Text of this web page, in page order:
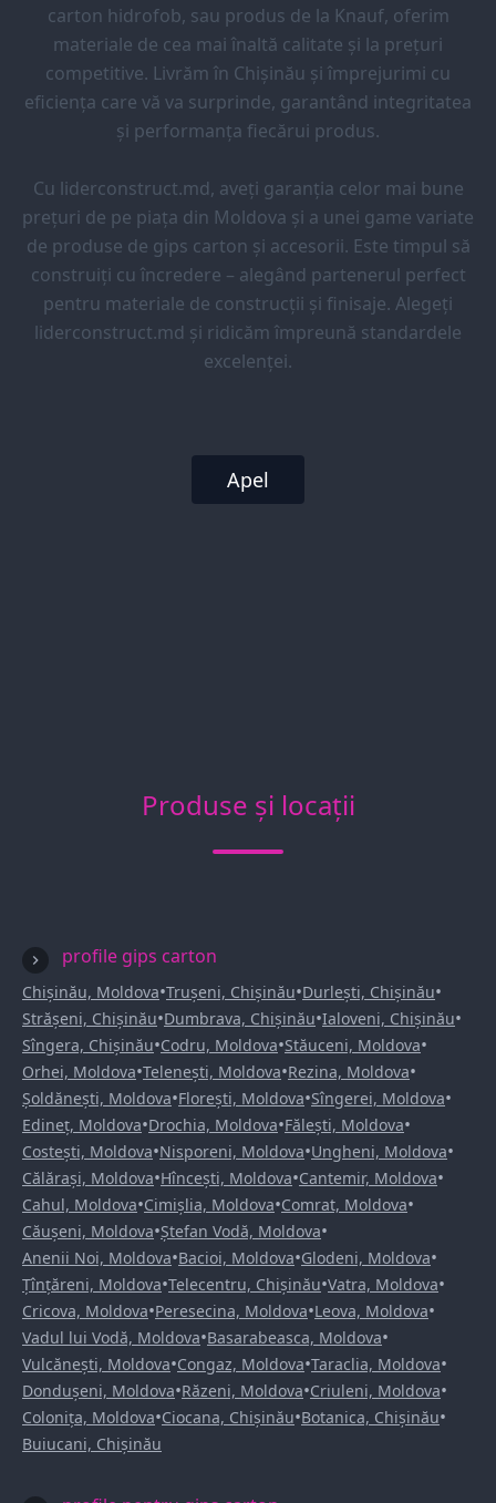
carton hidrofob, sau produs de la Knauf, oferim
materiale de cea mai înaltă calitate și la prețuri
competitive. Livrăm în Chișinău și împrejurimi cu
eficiența care vă va surprinde, garantând integritatea
și performanța fiecărui produs.
Cu liderconstruct.md, aveți garanția celor mai bune
prețuri de pe piața din Moldova și a unei game variate
de produse de gips carton și accesorii. Este timpul să
construiți cu încredere – alegând partenerul perfect
pentru materiale de construcții și finisaje. Alegeți
liderconstruct.md și ridicăm împreună standardele
excelenței.
Apel
Produse și locații
profile gips carton
Chișinău, Moldova•Trușeni, Chișinău•Durlești, Chișinău•
Strășeni, Chișinău•Dumbrava, Chișinău•Ialoveni, Chișinău•
Sîngera, Chișinău•Codru, Moldova•Stăuceni, Moldova•
Orhei, Moldova•Telenești, Moldova•Rezina, Moldova•
Șoldănești, Moldova•Florești, Moldova•Sîngerei, Moldova•
Edineț, Moldova•Drochia, Moldova•Fălești, Moldova•
Costești, Moldova•Nisporeni, Moldova•Ungheni, Moldova•
Călărași, Moldova•Hîncești, Moldova•Cantemir, Moldova•
Cahul, Moldova•Cimișlia, Moldova•Comrat, Moldova•
Căușeni, Moldova•Ștefan Vodă, Moldova•
Anenii Noi, Moldova•Bacioi, Moldova•Glodeni, Moldova•
Țînțăreni, Moldova•Telecentru, Chișinău•Vatra, Moldova•
Cricova, Moldova•Peresecina, Moldova•Leova, Moldova•
Vadul lui Vodă, Moldova•Basarabeasca, Moldova•
Vulcănești, Moldova•Congaz, Moldova•Taraclia, Moldova•
Dondușeni, Moldova•Răzeni, Moldova•Criuleni, Moldova•
Colonița, Moldova•Ciocana, Chișinău•Botanica, Chișinău•
Buiucani, Chișinău